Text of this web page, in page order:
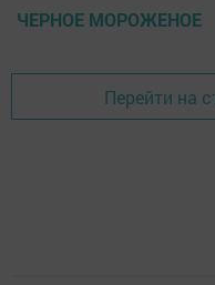
ЧЕРНОЕ МОРОЖЕНОЕ
Перейти на